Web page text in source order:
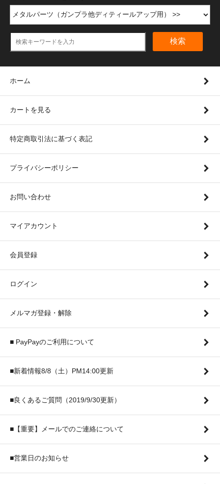
検索
ホーム
カートを見る
特定商取引法に基づく表記
プライバシーポリシー
お問い合わせ
マイアカウント
会員登録
ログイン
メルマガ登録・解除
■ PayPayのご利用について
■新着情報8/8（土）PM14:00更新
■良くあるご質問（2019/9/30更新）
■【重要】メールでのご連絡について
■営業日のお知らせ